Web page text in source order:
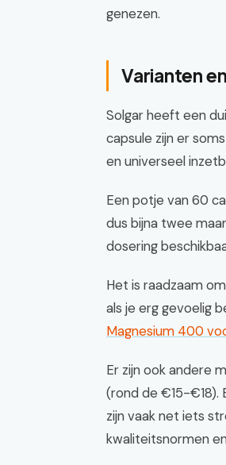
genezen.
Varianten
Solgar heeft een
capsule zijn er
en universeel
Een potje van 60
dus bijna twee
dosering
Het is raadzaam
als je erg gevoelig
Magnesium 400
Er zijn ook andere
(rond de €15-€18).
zijn vaak net iets
kwaliteitsnormen